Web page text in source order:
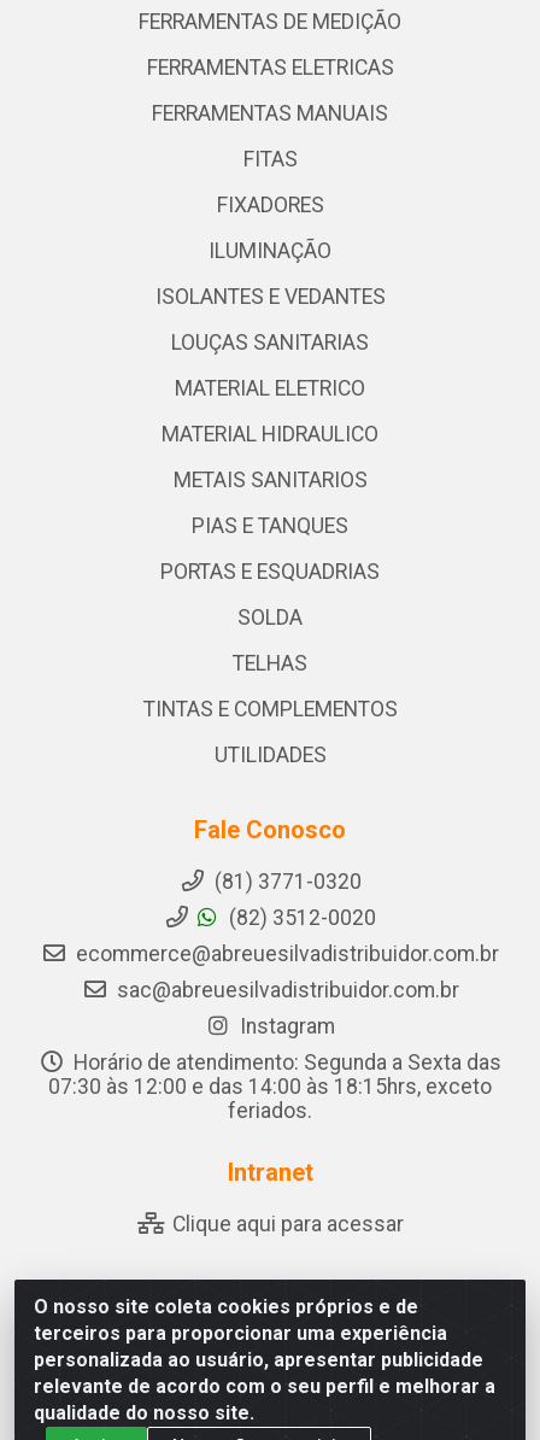
O nosso site coleta cookies próprios e de
terceiros para proporcionar uma experiência
personalizada ao usuário, apresentar publicidade
relevante de acordo com o seu perfil e melhorar a
qualidade do nosso site.
FERRAMENTAS DE MEDIÇÃO
FERRAMENTAS ELETRICAS
FERRAMENTAS MANUAIS
FITAS
FIXADORES
ILUMINAÇÃO
ISOLANTES E VEDANTES
LOUÇAS SANITARIAS
MATERIAL ELETRICO
MATERIAL HIDRAULICO
METAIS SANITARIOS
PIAS E TANQUES
PORTAS E ESQUADRIAS
SOLDA
TELHAS
TINTAS E COMPLEMENTOS
UTILIDADES
Fale Conosco
(81) 3771-0320
(82) 3512-0020
ecommerce@abreuesilvadistribuidor.com.br
sac@abreuesilvadistribuidor.com.br
Instagram
Horário de atendimento: Segunda a Sexta das
07:30 às 12:00 e das 14:00 às 18:15hrs, exceto
feriados.
Intranet
Clique aqui para acessar
Abreu & Silva - Rua Padre Jose de Souza Leite, 265 - Ariado,
Olho D'Água das Flores/AL - CEP 57.442-000 - CNPJ
04.790.656/0001-06